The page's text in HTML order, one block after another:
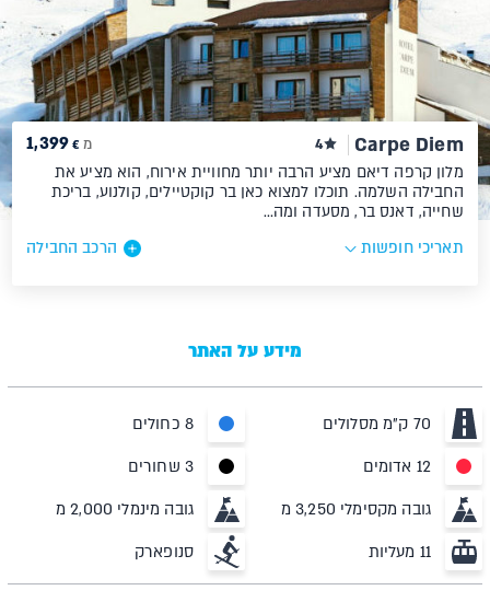
Carpe Diem
4 מ 1,399 €
מלון קרפה דיאם מציע הרבה יותר מחוויית אירוח, הוא מציע את
החבילה השלמה. תוכלו למצוא כאן בר קוקטיילים, קולנוע, בריכת
שחייה, דאנס בר, מסעדה ומה…
תאריכי חופשות
הרכב החבילה
מידע על האתר
70 ק"מ מסלולים 8 כחולים
12 אדומים 3 שחורים
גובה מקסימלי 3,250 מ גובה מינמלי 2,000 מ
11 מעליות סנופארק